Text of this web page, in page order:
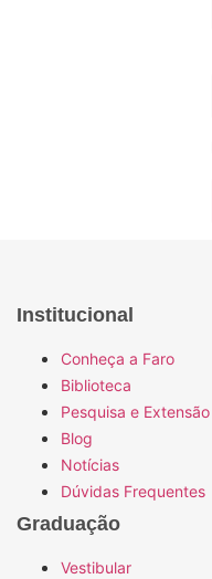
Institucional
Conheça a Faro
Biblioteca
Pesquisa e Extensão
Blog
Notícias
Dúvidas Frequentes
Graduação
Vestibular